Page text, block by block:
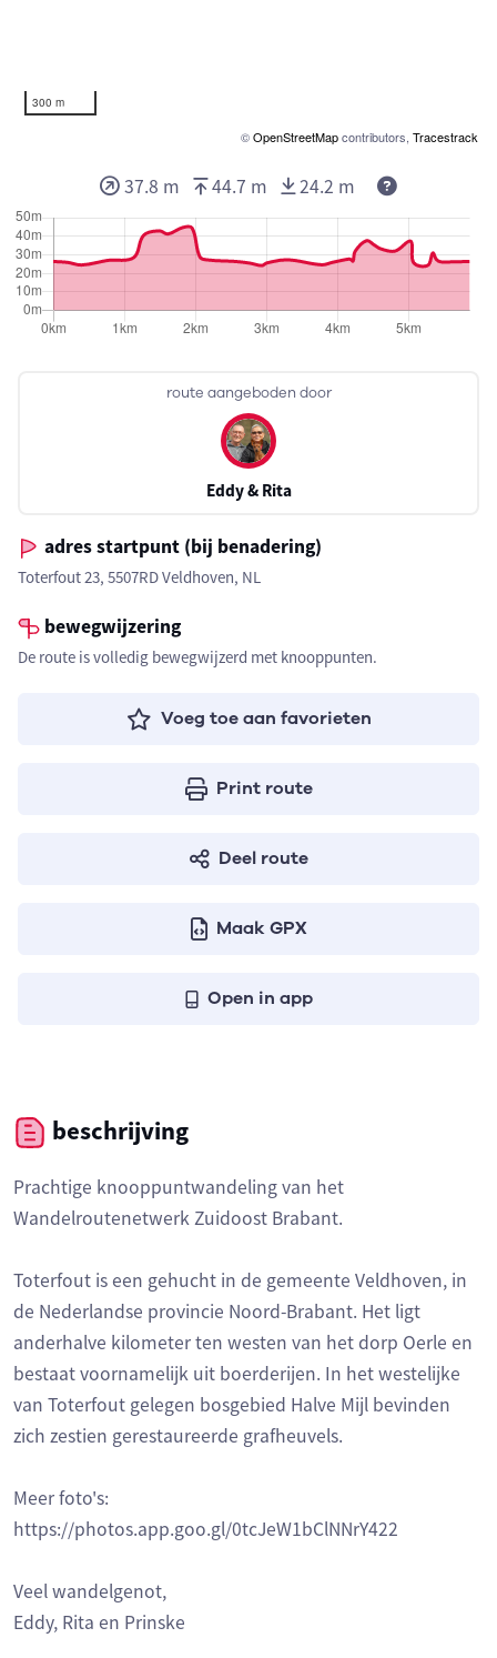
300 m
©OpenStreetMapcontributors, Tracestrack
route aangeboden door
Eddy & Rita
adres startpunt (bij benadering)
Toterfout 23, 5507RD Veldhoven, NL
bewegwijzering
De route is volledig bewegwijzerd met knooppunten.
Voeg toe aan favorieten
Print route
Deel route
Maak GPX
Open in app
37.8 m 44.7 m 24.2 m
beschrijving
Prachtige knooppuntwandeling van het
Wandelroutenetwerk Zuidoost Brabant.
Toterfout is een gehucht in de gemeente Veldhoven, in
de Nederlandse provincie Noord-Brabant. Het ligt
anderhalve kilometer ten westen van het dorp Oerle en
bestaat voornamelijk uit boerderijen. In het westelijke
van Toterfout gelegen bosgebied Halve Mijl bevinden
zich zestien gerestaureerde grafheuvels.
Meer foto's:
https://photos.app.goo.gl/0tcJeW1bClNNrY422
Veel wandelgenot,
Eddy, Rita en Prinske